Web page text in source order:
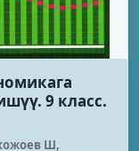
9 класс.
Ш,